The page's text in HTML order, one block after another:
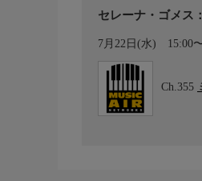
セレーナ・ゴメス
7月22日(水) 15:00
Ch.355